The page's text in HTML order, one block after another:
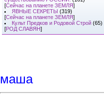
[Сейчас на планете ЗЕМЛЯ]
ЯВНЫЕ СЕКРЕТЫ (319)
[Сейчас на планете ЗЕМЛЯ]
Культ Предков и Родовой Строй (65)
[РОД СЛАВЯН]
маша